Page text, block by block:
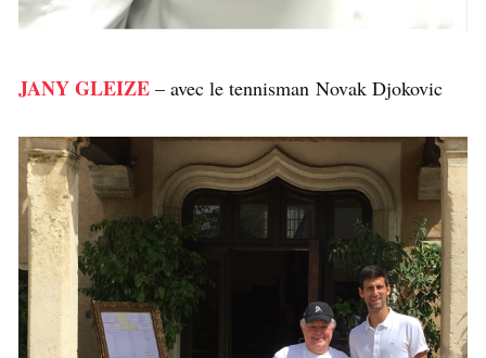
JANY GLEIZE – avec le tennisman Novak Djokovic